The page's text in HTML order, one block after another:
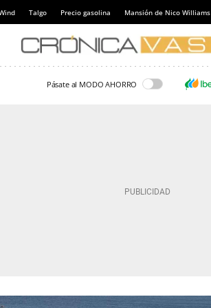
Talgo Precio gasolina Mansión de Nico Williams
Pásate al MODO AHORRO